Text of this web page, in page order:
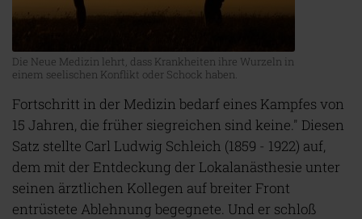
Die Neue Medizin lehrt, dass Krankheiten ihre Wurzeln in
einem seelischen Konflikt oder Schock haben.
Fortschritt in der Medizin bedarf eines Kampfes von
15 Jahren, die früher siegreichen sind keine." Diesen
Satz stellte Carl Ludwig Schleich (1859 - 1922) auf,
dem mit der Entdeckung der Lokalanästhesie unter
seinen ärztlichen Kollegen auf breiter Front
entrüstete Ablehnung begegnete. Und er schloß